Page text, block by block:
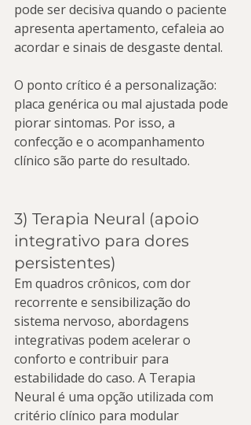
pode ser decisiva quando o paciente
apresenta apertamento, cefaleia ao
acordar e sinais de desgaste dental.
O ponto crítico é a personalização:
placa genérica ou mal ajustada pode
piorar sintomas. Por isso, a
confecção e o acompanhamento
clínico são parte do resultado.
3) Terapia Neural (apoio
integrativo para dores
persistentes)
Em quadros crônicos, com dor
recorrente e sensibilização do
sistema nervoso, abordagens
integrativas podem acelerar o
conforto e contribuir para
estabilidade do caso. A Terapia
Neural é uma opção utilizada com
critério clínico para modular